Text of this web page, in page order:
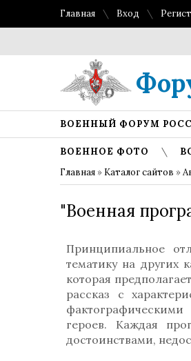
Главная Вход
ВОЕННЫЙ ФОРУМ
ВОЕННОЕ ФОТО
Главная » Каталог сайтов »
"Военная
Принципиальное
тематику на других
которая
рассказ с
героев. Каждая
достоинствами,